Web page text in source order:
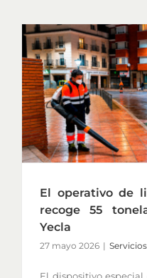
El operativo de
recoge 55
Yecla
27 mayo 2026 |